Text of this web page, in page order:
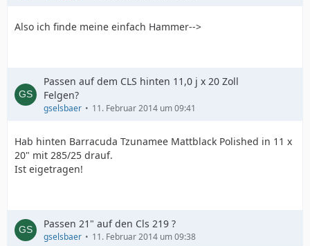
Also ich finde meine einfach Hammer-->
Passen auf dem CLS hinten 11,0 j x 20 Zoll
Felgen?
gselsbaer 11. Februar 2014 um 09:41
Hab hinten Barracuda Tzunamee Mattblack Polished in 11 x
20" mit 285/25 drauf.
Ist eigetragen!
Passen 21" auf den Cls 219 ?
gselsbaer 11. Februar 2014 um 09:38